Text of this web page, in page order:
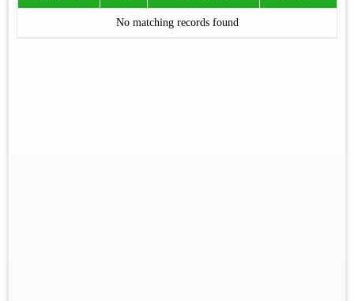
No matching records found